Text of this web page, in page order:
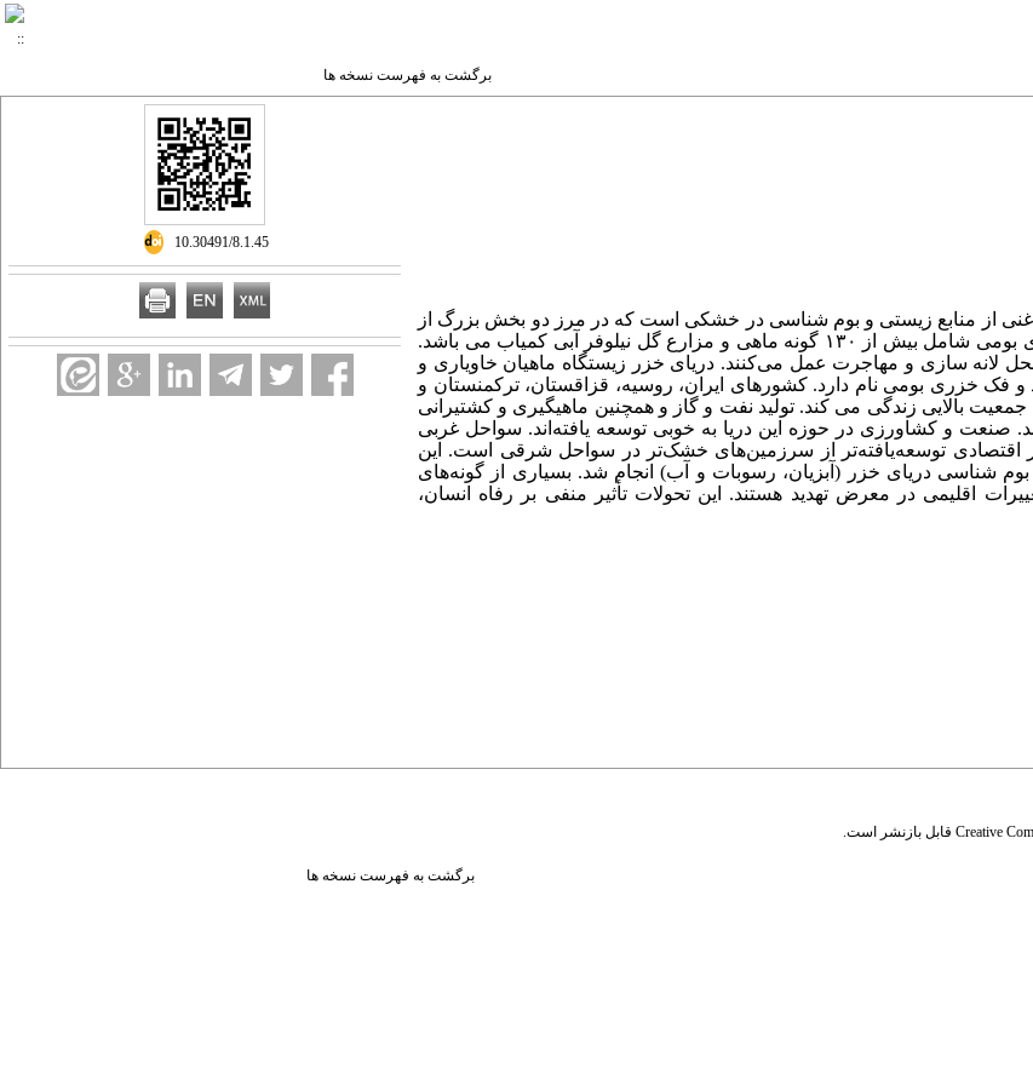
برگشت به فهرست نسخه ها
از منابع زیستی و بوم شناسی در خشکی است که در مرز دو بخش بزرگ از
قاره اوراسیا واقع شده است. تنوع زیستی این دریا با تعداد زیادی از گونه‌های بومی شامل بیش از ۱۳۰ گونه ماهی و مزارع گل نیلوفر آبی کمیاب می باشد.
به عنوان محل لانه سازی و مهاجرت عمل می‌کنند. دریای خزر زیستگاه ماهیان خاویاری و
و فک خزری بومی نام دارد. کشورهای ایران، روسیه، قزاقستان، ترکمنستان و
بالایی زندگی می کند. تولید نفت و گاز و همچنین ماهیگیری و کشتیرانی
صنعت و کشاورزی در حوزه این دریا به خوبی توسعه یافته‌اند. سواحل غربی
اقتصادی توسعه‌یافته‌تر از سرزمین‌های خشک‌تر در سواحل شرقی است. این
شناسی دریای خزر (آبزیان، رسوبات و آب) انجام شد. بسیاری از گونه‌های
اقلیمی در معرض تهدید هستند. این تحولات تأثیر منفی بر رفاه انسان،
‎ 10.30491/8.1.45
Creative قابل بازنشر است.
برگشت به فهرست نسخه ها